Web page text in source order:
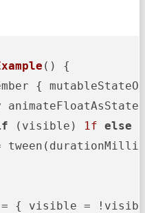
()
{
{
animateFloatAsState(
(visible) 1f else
{ visible =